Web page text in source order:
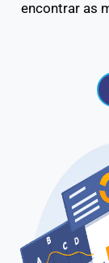
encontrar as